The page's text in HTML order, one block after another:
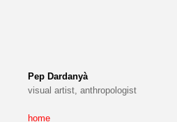
Pep Dardanyà
visual artist, anthropologist
home